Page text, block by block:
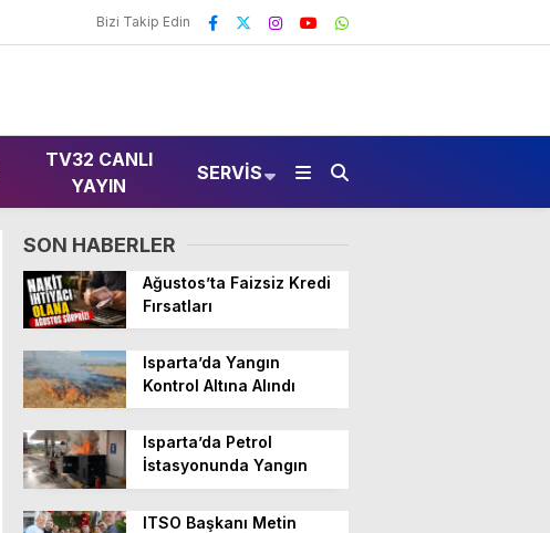
Bizi Takip Edin
TV32 CANLI
YAYIN
SERVIS
SON HABERLER
Ağustos’ta Faizsiz Kredi
Fırsatları
Isparta’da Yangın
Kontrol Altına Alındı
Isparta’da Petrol
İstasyonunda Yangın
ITSO Başkanı Metin